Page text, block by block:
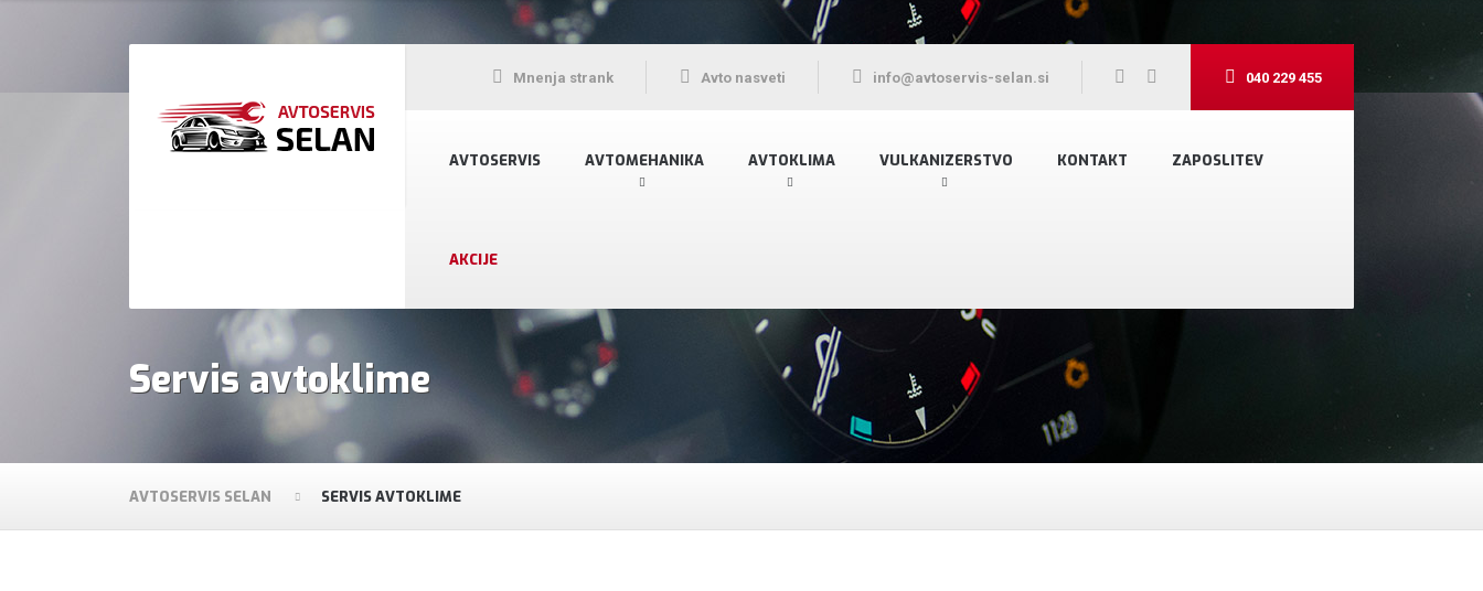
AVTOSERVIS AVTOMEHANIKA AVTOKLIMA VULKANIZERSTVO KONTAKT ZAPOSLITEV
AKCIJE
Mnenja strank Avto nasveti info@avtoservis-selan.si 040 229 455
Servis avtoklime
AVTOSERVIS SELAN SERVIS AVTOKLIME